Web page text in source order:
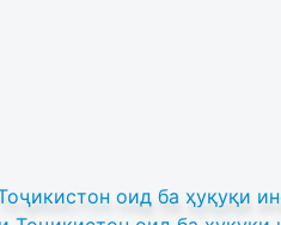
оид ба ҳуқуқи